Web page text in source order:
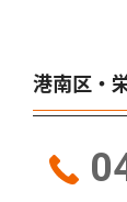
港南区・